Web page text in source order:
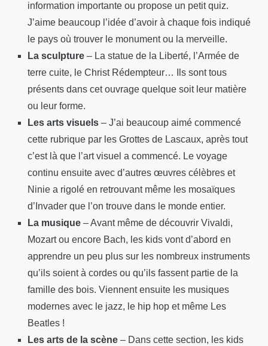
information importante ou propose un petit quiz.
J’aime beaucoup l’idée d’avoir à chaque fois indiqué
le pays où trouver le monument ou la merveille.
La sculpture– La statue de la Liberté, l’Armée de
terre cuite, le Christ Rédempteur… Ils sont tous
présents dans cet ouvrage quelque soit leur matière
ou leur forme.
Les arts visuels– J’ai beaucoup aimé commencé
cette rubrique par les Grottes de Lascaux, après tout
c’est là que l’art visuel a commencé. Le voyage
continu ensuite avec d’autres œuvres célèbres et
Ninie a rigolé en retrouvant même les mosaïques
d’Invader que l’on trouve dans le monde entier.
La musique– Avant même de découvrir Vivaldi,
Mozart ou encore Bach, les kids vont d’abord en
apprendre un peu plus sur les nombreux instruments
qu’ils soient à cordes ou qu’ils fassent partie de la
famille des bois. Viennent ensuite les musiques
modernes avec le jazz, le hip hop et même Les
Beatles !
Les arts de la scène– Dans cette section, les kids